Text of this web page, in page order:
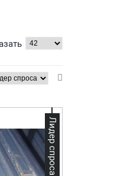
Лидер спроса